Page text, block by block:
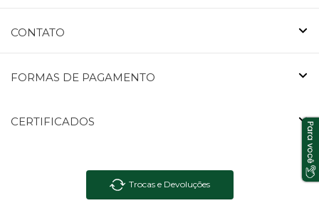
CONTATO
FORMAS DE PAGAMENTO
CERTIFICADOS
Trocas e Devoluções